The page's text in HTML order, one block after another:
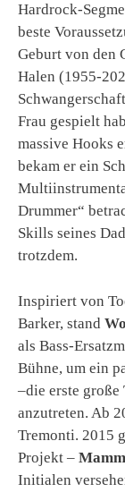
Hardrock-
beste
Geburt von den
Halen (1955-
Frau gespielt
massive Hooks
bekam er ein
Drummer“
Skills seines
trotzdem.
Inspiriert von
Barker, stand
als Bass-
Bühne, um ein
–die erste große
anzutreten. Ab
Tremonti. 2015
Projekt –
Initialen